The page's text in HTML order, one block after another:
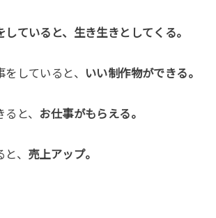
ていると、生き生きとしてくる。
していると、 いい制作物ができる。
と、 お仕事がもらえる。
、 売上アップ。